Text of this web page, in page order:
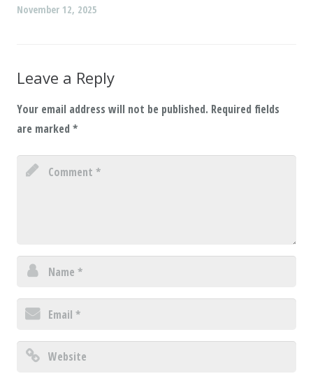
November 12, 2025
Leave a Reply
Your email address will not be published. Required fields
are marked *